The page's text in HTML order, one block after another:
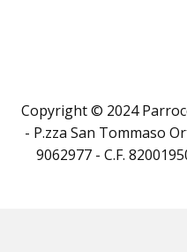
Copyright © 2024
- P.zza San Tommaso
9062977 - C.F.